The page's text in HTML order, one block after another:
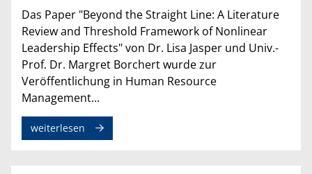
Das Paper "Beyond the Straight Line: A Literature
Review and Threshold Framework of Nonlinear
Leadership Effects" von Dr. Lisa Jasper und Univ.-
Prof. Dr. Margret Borchert wurde zur
Veröffentlichung in Human Resource
Management...
weiterlesen